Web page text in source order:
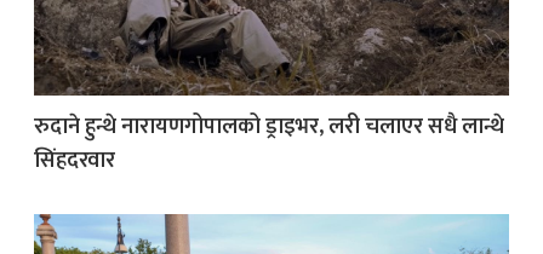
रुदाने हुन्थे नारायणगोपालको ड्राइभर, लरी चलाएर सधै लान्थे
सिंहदरवार